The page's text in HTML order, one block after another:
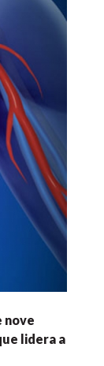
nove
lidera a